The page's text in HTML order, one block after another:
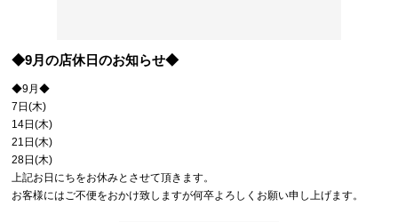
◆9月の店休日のお知らせ◆
◆9月◆
7日(木)
14日(木)
21日(木)
28日(木)
上記お日にちをお休みとさせて頂きます。
お客様にはご不便をおかけ致しますが何卒よろしくお願い申し上げます。